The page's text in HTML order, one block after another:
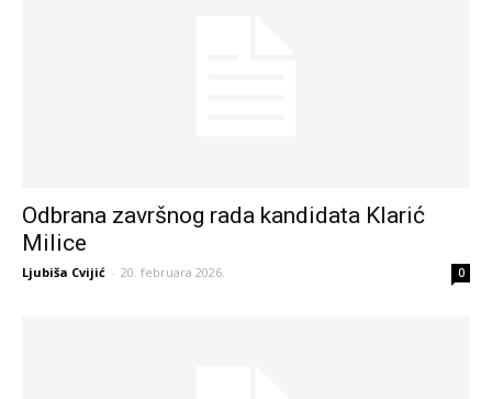
Odbrana završnog rada kandidata Klarić
Milice
Ljubiša Cvijić - 20. februara 2026. 0